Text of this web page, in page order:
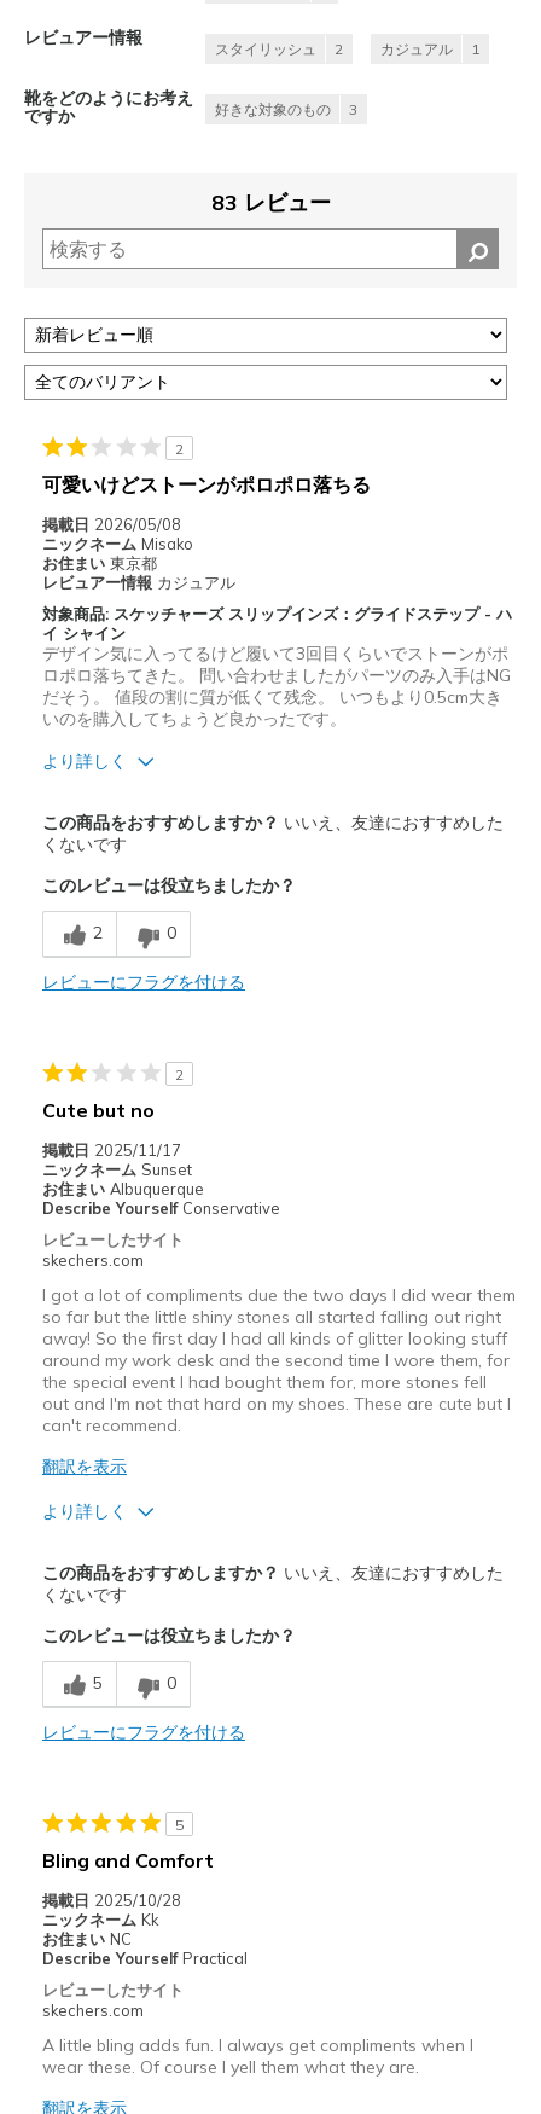
レビュアー情報
スタイリッシュ 2 カジュアル 1
靴をどのようにお考え
ですか
好きな対象のもの 3
83 レビュー
2
可愛いけどストーンがポロポロ落ちる
掲載日 2026/05/08
ニックネーム Misako
お住まい 東京都
レビュアー情報 カジュアル
対象商品: スケッチャーズ スリップインズ：グライドステップ - ハ
イ シャイン
デザイン気に入ってるけど履いて3回目くらいでストーンがポ
ロポロ落ちてきた。 問い合わせましたがパーツのみ入手はNG
だそう。 値段の割に質が低くて残念。 いつもより0.5cm大き
いのを購入してちょうど良かったです。
より詳しく
デザイン
商品が期待と異なったレビュー
へたりが早い
品質が低い
幅について
靴をどのようにお考えですか
この商品をおすすめしますか？ いいえ、友達におすすめした
くないです
このレビューは役立ちましたか？
2 0
レビューにフラグを付ける
2
Cute but no
掲載日 2025/11/17
ニックネーム Sunset
お住まい Albuquerque
Describe Yourself Conservative
レビューしたサイト
skechers.com
I got a lot of compliments due the two days I did wear them
so far but the little shiny stones all started falling out right
away! So the first day I had all kinds of glitter looking stuff
around my work desk and the second time I wore them, for
the special event I had bought them for, more stones fell
out and I'm not that hard on my shoes. These are cute but I
can't recommend.
翻訳を表示
より詳しく
Stylish
商品が期待と異なったレビュー
Decal wore out quickly
以下に最適
Special Occasions
Sizing
Feels true to size
View On Shoes
この商品をおすすめしますか？ いいえ、友達におすすめした
くないです
このレビューは役立ちましたか？
5 0
レビューにフラグを付ける
5
Bling and Comfort
掲載日 2025/10/28
ニックネーム Kk
お住まい NC
Describe Yourself Practical
レビューしたサイト
skechers.com
A little bling adds fun. I always get compliments when I
wear these. Of course I yell them what they are.
翻訳を表示